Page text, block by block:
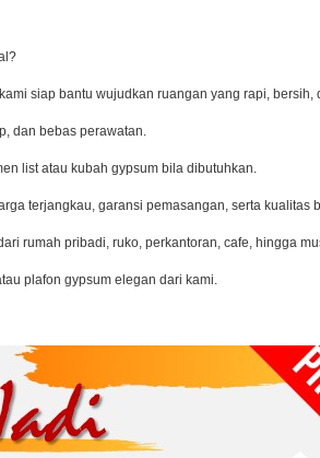
siap bantu wujudkan ruangan yang rapi, bersih,
dan bebas perawatan.
list atau kubah gypsum bila dibutuhkan.
terjangkau, garansi pemasangan, serta kualitas
rumah pribadi, ruko, perkantoran, cafe, hingga
plafon gypsum elegan dari kami.